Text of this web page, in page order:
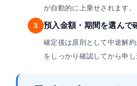
が自動的に上乗せされます。
3 預入金額・期間を選んで
確定後は原則として中途解
をしっかり確認してから申し